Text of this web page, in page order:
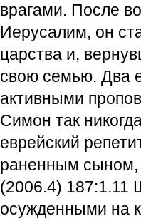
врагами. После
Иерусалим, он
царства и,
свою семью. Два
активными
Симон так
еврейский
раненным сыном,
(2006.4) 187:1.11
осужденными на